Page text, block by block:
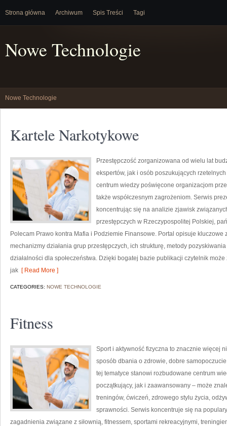
Strona główna Archiwum Spis Treści Tagi
Nowe Technologie
Nowe Technologie
Kartele Narkotykowe
Przestępczość zorganizowana od wielu lat
ekspertów, jak i osób poszukujących
centrum wiedzy poświęcone organizacjom
także współczesnym zagrożeniom. Serwis
koncentrując się na analizie zjawisk
przestępczych w Rzeczypospolitej Polskiej,
Polecam Prawo kontra Mafia i Podziemie Finansowe. Portal opisuje
mechanizmy działania grup przestępczych, ich strukturę, metody
działalności dla społeczeństwa. Dzięki bogatej bazie publikacji czytelnik
jak [ Read More ]
CATEGORIES: NOWE TECHNOLOGIE
Fitness
Sport i aktywność fizyczna to znacznie więcej
sposób dbania o zdrowie, dobre
tej tematyce stanowi rozbudowane centrum
początkujący, jak i zaawansowany – może
treningów, ćwiczeń, zdrowego stylu życia,
sprawności. Serwis koncentruje się na
zagadnienia związane z siłownią, fitnessem, sportami rekreacyjnymi,